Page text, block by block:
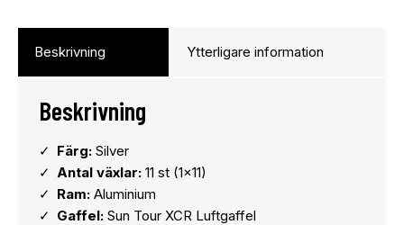
Beskrivning Ytterligare information
Beskrivning
Färg: Silver
Antal växlar: 11 st (1×11)
Ram: Aluminium
Gaffel: Sun Tour XCR Luftgaffel